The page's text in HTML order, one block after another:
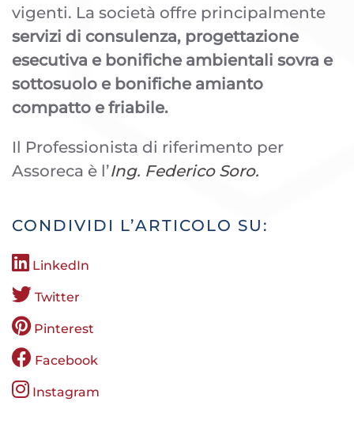
vigenti. La società offre principalmente
servizi di consulenza, progettazione
esecutiva e bonifiche ambientali sovra e
sottosuolo e bonifiche amianto
compatto e friabile.
Il Professionista di riferimento per
Assoreca è l’Ing. Federico Soro.
CONDIVIDI L’ARTICOLO SU:
LinkedIn
Twitter
Pinterest
Facebook
Instagram